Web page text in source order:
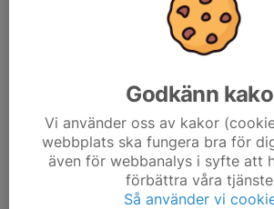
Godkänn
Vi använder oss av kakor
webbplats ska fungera bra för
även för webbanalys i syfte att
förbättra våra
Så använder vi